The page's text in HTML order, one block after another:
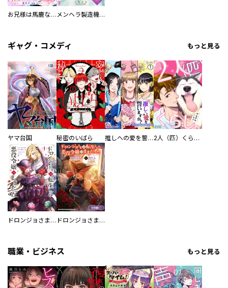
お兄様は馬鹿なんですか？～地味王女は婚約破棄に巻き込まれる～ メンヘラ製造機の公爵令息（過保護）が溺愛してきます
ギャグ・コメディ もっと見る
ヤマ台国 秘密のいばら 推しへの愛を誓いますか？～アラサー女子、推しは逃げぬが人生逃げる～ 2人（匹）くらし。
ドロンジョさまは転生しても悪役令嬢のままだった ドロンジョさまは転生しても悪役令嬢のままだった【分冊版】
職業・ビジネス もっと見る